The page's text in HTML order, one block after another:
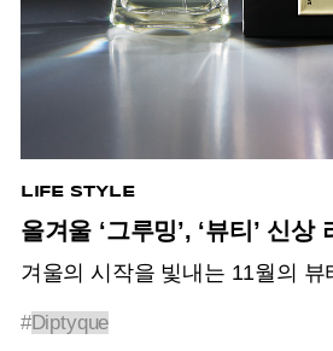
LIFE STYLE
올겨울 ‘그루밍’, ‘뷰티’ 신상
겨울의 시작을 빛내는 11월의 뷰
#Diptyque